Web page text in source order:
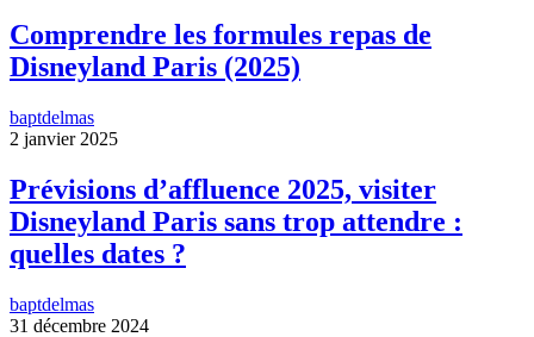
Comprendre les formules repas de
Disneyland Paris (2025)
baptdelmas
2 janvier 2025
Prévisions d’affluence 2025, visiter
Disneyland Paris sans trop attendre :
quelles dates ?
baptdelmas
31 décembre 2024